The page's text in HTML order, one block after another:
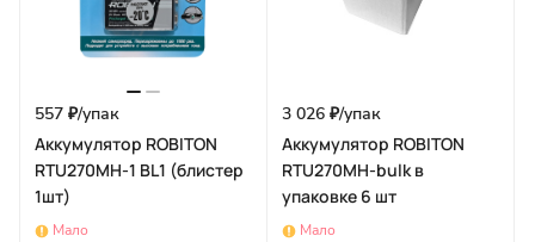
557 ₽/упак
Аккумулятор ROBITON
RTU270MH-1 BL1 (блистер
1шт)
Мало
3 026 ₽/упак
Аккумулятор ROBITON
RTU270MH-bulk в
упаковке 6 шт
Мало